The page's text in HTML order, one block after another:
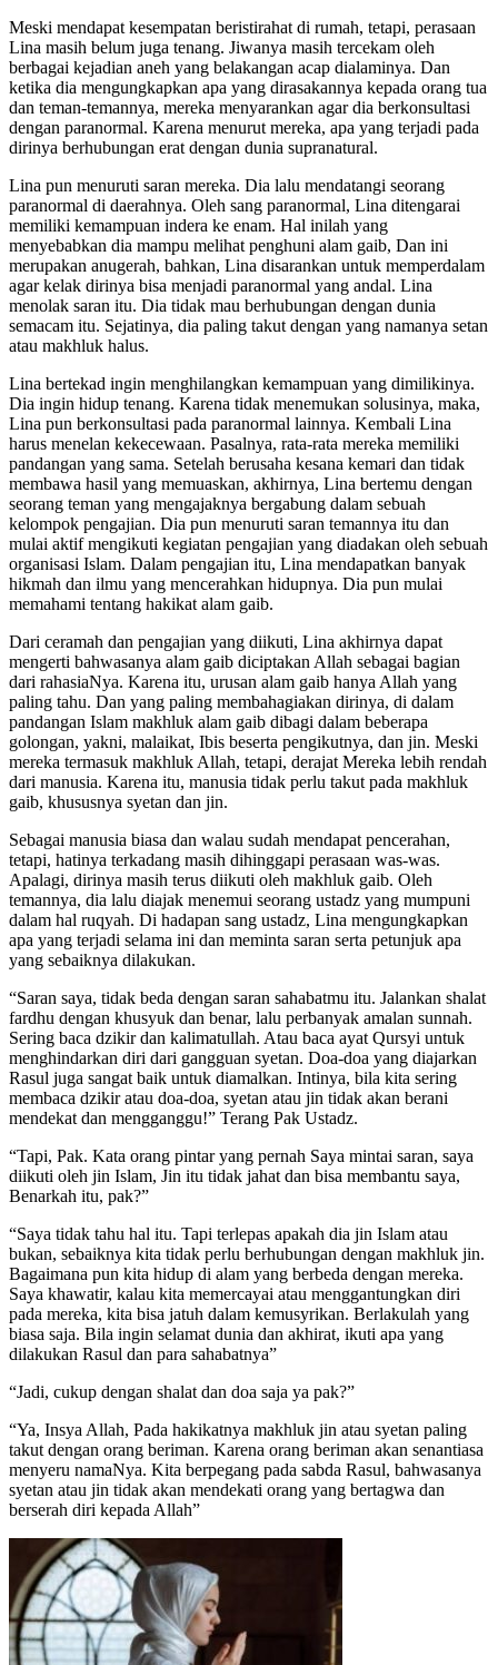
Meski mendapat kesempatan beristirahat di rumah, tetapi, perasaan
Lina masih belum juga tenang. Jiwanya masih tercekam oleh
berbagai kejadian aneh yang belakangan acap dialaminya. Dan
ketika dia mengungkapkan apa yang dirasakannya kepada orang tua
dan teman-temannya, mereka menyarankan agar dia berkonsultasi
dengan paranormal. Karena menurut mereka, apa yang terjadi pada
dirinya berhubungan erat dengan dunia supranatural.
Lina pun menuruti saran mereka. Dia lalu mendatangi seorang
paranormal di daerahnya. Oleh sang paranormal, Lina ditengarai
memiliki kemampuan indera ke enam. Hal inilah yang
menyebabkan dia mampu melihat penghuni alam gaib, Dan ini
merupakan anugerah, bahkan, Lina disarankan untuk memperdalam
agar kelak dirinya bisa menjadi paranormal yang andal. Lina
menolak saran itu. Dia tidak mau berhubungan dengan dunia
semacam itu. Sejatinya, dia paling takut dengan yang namanya setan
atau makhluk halus.
Lina bertekad ingin menghilangkan kemampuan yang dimilikinya.
Dia ingin hidup tenang. Karena tidak menemukan solusinya, maka,
Lina pun berkonsultasi pada paranormal lainnya. Kembali Lina
harus menelan kekecewaan. Pasalnya, rata-rata mereka memiliki
pandangan yang sama. Setelah berusaha kesana kemari dan tidak
membawa hasil yang memuaskan, akhirnya, Lina bertemu dengan
seorang teman yang mengajaknya bergabung dalam sebuah
kelompok pengajian. Dia pun menuruti saran temannya itu dan
mulai aktif mengikuti kegiatan pengajian yang diadakan oleh sebuah
organisasi Islam. Dalam pengajian itu, Lina mendapatkan banyak
hikmah dan ilmu yang mencerahkan hidupnya. Dia pun mulai
memahami tentang hakikat alam gaib.
Dari ceramah dan pengajian yang diikuti, Lina akhirnya dapat
mengerti bahwasanya alam gaib diciptakan Allah sebagai bagian
dari rahasiaNya. Karena itu, urusan alam gaib hanya Allah yang
paling tahu. Dan yang paling membahagiakan dirinya, di dalam
pandangan Islam makhluk alam gaib dibagi dalam beberapa
golongan, yakni, malaikat, Ibis beserta pengikutnya, dan jin. Meski
mereka termasuk makhluk Allah, tetapi, derajat Mereka lebih rendah
dari manusia. Karena itu, manusia tidak perlu takut pada makhluk
gaib, khususnya syetan dan jin.
Sebagai manusia biasa dan walau sudah mendapat pencerahan,
tetapi, hatinya terkadang masih dihinggapi perasaan was-was.
Apalagi, dirinya masih terus diikuti oleh makhluk gaib. Oleh
temannya, dia lalu diajak menemui seorang ustadz yang mumpuni
dalam hal ruqyah. Di hadapan sang ustadz, Lina mengungkapkan
apa yang terjadi selama ini dan meminta saran serta petunjuk apa
yang sebaiknya dilakukan.
“Saran saya, tidak beda dengan saran sahabatmu itu. Jalankan shalat
fardhu dengan khusyuk dan benar, lalu perbanyak amalan sunnah.
Sering baca dzikir dan kalimatullah. Atau baca ayat Qursyi untuk
menghindarkan diri dari gangguan syetan. Doa-doa yang diajarkan
Rasul juga sangat baik untuk diamalkan. Intinya, bila kita sering
membaca dzikir atau doa-doa, syetan atau jin tidak akan berani
mendekat dan mengganggu!” Terang Pak Ustadz.
“Tapi, Pak. Kata orang pintar yang pernah Saya mintai saran, saya
diikuti oleh jin Islam, Jin itu tidak jahat dan bisa membantu saya,
Benarkah itu, pak?”
“Saya tidak tahu hal itu. Tapi terlepas apakah dia jin Islam atau
bukan, sebaiknya kita tidak perlu berhubungan dengan makhluk jin.
Bagaimana pun kita hidup di alam yang berbeda dengan mereka.
Saya khawatir, kalau kita memercayai atau menggantungkan diri
pada mereka, kita bisa jatuh dalam kemusyrikan. Berlakulah yang
biasa saja. Bila ingin selamat dunia dan akhirat, ikuti apa yang
dilakukan Rasul dan para sahabatnya”
“Jadi, cukup dengan shalat dan doa saja ya pak?”
“Ya, Insya Allah, Pada hakikatnya makhluk jin atau syetan paling
takut dengan orang beriman. Karena orang beriman akan senantiasa
menyeru namaNya. Kita berpegang pada sabda Rasul, bahwasanya
syetan atau jin tidak akan mendekati orang yang bertagwa dan
berserah diri kepada Allah”